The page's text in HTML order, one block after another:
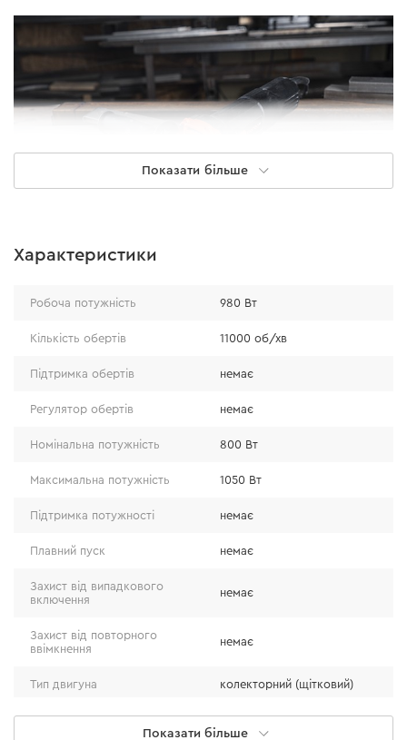
Модель GS-98M здатна виконувати більшість робіт,
деревини, каменю, бетону, плитки та інших матеріалів.
Вона універсальна як для домашніх майстрів, так і для
роботі.
Показати більше
Характеристики
Робоча потужність 980 Вт
Кількість обертів 11000 об/хв
Підтримка обертів немає
Регулятор обертів немає
Номінальна потужність 800 Вт
Максимальна потужність 1050 Вт
Підтримка потужності немає
Плавний пуск немає
Захист від випадкового
включення
немає
Захист від повторного
ввімкнення
немає
Тип двигуна колекторний (щітковий)
Тип рукоятки коротка
Показати більше